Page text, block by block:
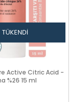
TÜKENDI
Active Citric Acid -
%26 15 ml